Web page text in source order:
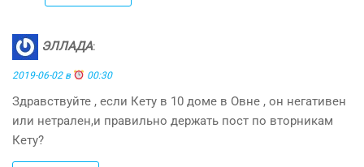
ЭЛЛАДА:
2019-06-02 в 00:30
Здравствуйте , если Кету в 10 доме в Овне , он негативен
или нетрален,и правильно держать пост по вторникам
Кету?